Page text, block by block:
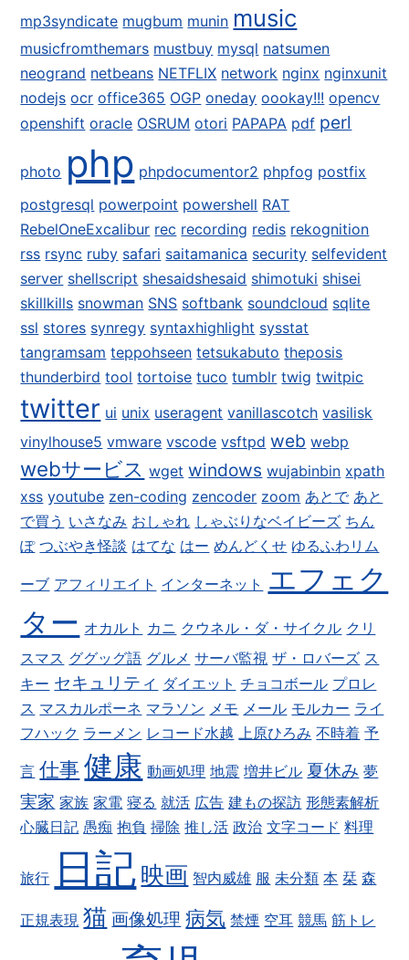
mp3syndicate mugbum munin music
musicfromthemars mustbuy mysql natsumen
neogrand netbeans NETFLIX network nginx nginxunit
nodejs ocr office365 OGP oneday oookay!!! opencv
openshift oracle OSRUM otori PAPAPA pdf perl
photo php phpdocumentor2 phpfog postfix
postgresql powerpoint powershell RAT
RebelOneExcalibur rec recording redis rekognition
rss rsync ruby safari saitamanica security selfevident
server shellscript shesaidshesaid shimotuki shisei
skillkills snowman SNS softbank soundcloud sqlite
ssl stores synregy syntaxhighlight sysstat
tangramsam teppohseen tetsukabuto theposis
thunderbird tool tortoise tuco tumblr twig twitpic
twitter ui unix useragent vanillascotch vasilisk
vinylhouse5 vmware vscode vsftpd web webp
webサービス wget windows wujabinbin xpath
xss youtube zen-coding zencoder zoom あとで あと
で買う いさなみ おしゃれ しゃぶりなベイビーズ ちん
ぽ つぶやき怪談 はてな はー めんどくせ ゆるふわリム
ーブ アフィリエイト インターネット エフェク
ター オカルト カニ クウネル・ダ・サイクル クリ
スマス ググッグ語 グルメ サーバ監視 ザ・ロバーズ ス
キー セキュリティ ダイエット チョコボール プロレ
ス マスカルポーネ マラソン メモ メール モルカー ライ
フハック ラーメン レコード水越 上原ひろみ 不時着 予
言 仕事 健康 動画処理 地震 増井ビル 夏休み 夢
実家 家族 家電 寝る 就活 広告 建もの探訪 形態素解析
心臓日記 愚痴 抱負 掃除 推し活 政治 文字コード 料理
旅行 日記映画 智内威雄 服 未分類 本 栞 森
正規表現 猫 画像処理 病気 禁煙 空耳 競馬 筋トレ